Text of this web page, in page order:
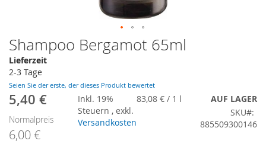
Shampoo Bergamot 65ml
Lieferzeit
2-3 Tage
Seien Sie der erste, der dieses Produkt bewertet
Sonderangebot
5,40 €
Normalpreis
6,00 €
Inkl. 19%
Steuern , exkl.
Versandkosten
83,08 € / 1 l
AUF LAGER
SKU
885509300146
Zum
Anfang
der
Bildergalerie
springen